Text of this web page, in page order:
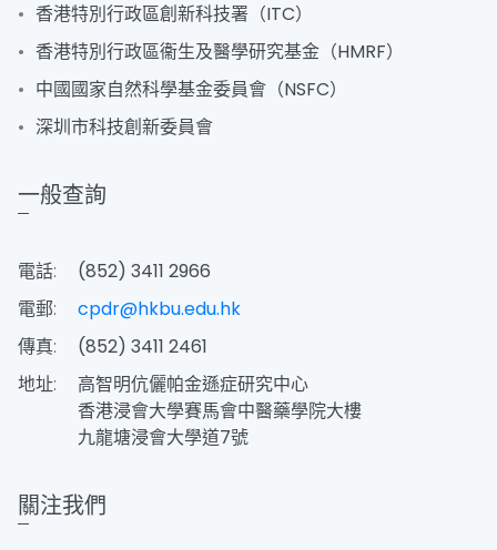
香港特別行政區創新科技署（ITC）
香港特別行政區衞生及醫學研究基金（HMRF）
中國國家自然科學基金委員會（NSFC）
深圳市科技創新委員會
一般查詢
電話:
(852) 3411 2966
電郵:
cpdr@hkbu.edu.hk
傳真:
(852) 3411 2461
地址:
高智明伉儷帕金遜症研究中心
香港浸會大學賽馬會中醫藥學院大樓
九龍塘浸會大學道7號
關注我們